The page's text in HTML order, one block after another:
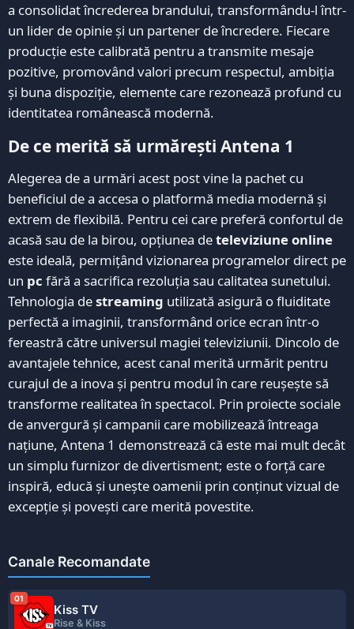
a consolidat încrederea brandului, transformându-l într-
un lider de opinie și un partener de încredere. Fiecare
producție este calibrată pentru a transmite mesaje
pozitive, promovând valori precum respectul, ambiția
și buna dispoziție, elemente care rezonează profund cu
identitatea românească modernă.
De ce merită să urmărești Antena 1
Alegerea de a urmări acest post vine la pachet cu
beneficiul de a accesa o platformă media modernă și
extrem de flexibilă. Pentru cei care preferă confortul de
acasă sau de la birou, opțiunea deteleviziune online
este ideală, permițând vizionarea programelor direct pe
un pc fără a sacrifica rezoluția sau calitatea sunetului.
Tehnologia destreaming utilizată asigură o fluiditate
perfectă a imaginii, transformând orice ecran într-o
fereastră către universul magiei televiziunii. Dincolo de
avantajele tehnice, acest canal merită urmărit pentru
curajul de a inova și pentru modul în care reușește să
transforme realitatea în spectacol. Prin proiecte sociale
de anvergură și campanii care mobilizează întreaga
națiune, Antena 1 demonstrează că este mai mult decât
un simplu furnizor de divertisment; este o forță care
inspiră, educă și unește oamenii prin conținut vizual de
excepție și povești care merită povestite.
Canale Recomandate
01
Kiss TV
Rise & Kiss